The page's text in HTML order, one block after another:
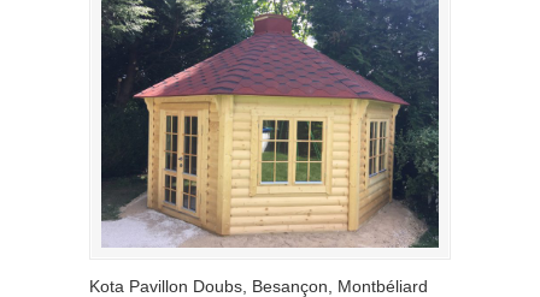
Kota Pavillon Doubs, Besançon, Montbéliard